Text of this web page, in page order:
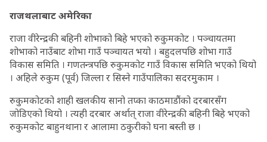
राजथलाबाट अमेरिका
राजा वीरेन्द्रकी बहिनी शोभाको बिहे भएको रुकुमकोट । पञ्चायतमा
शोभाको नाउँबाट शोभा गाउँ पञ्चायत भयो । बहुदलपछि शोभा गाउँ
विकास समिति । गणतन्त्रपछि रुकुमकोट गाउँ विकास समिति भएको थियो
। अहिले रुकुम (पूर्व) जिल्ला र सिस्ने गाउँपालिका सदरमुकाम ।
रुकुमकोटको शाही खलकीय सानो तप्का काठमाडौंको दरबारसँग
जोडिएको थियो । त्यही दरबार अर्थात् राजा वीरेन्द्रकी बहिनी बिहे भएको
रुकुमकोट बाहुनथाना र आलामा ठकुरीको घना बस्ती छ ।